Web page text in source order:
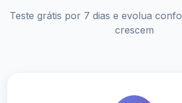
Teste grátis por 7 dias e evolua
crescem